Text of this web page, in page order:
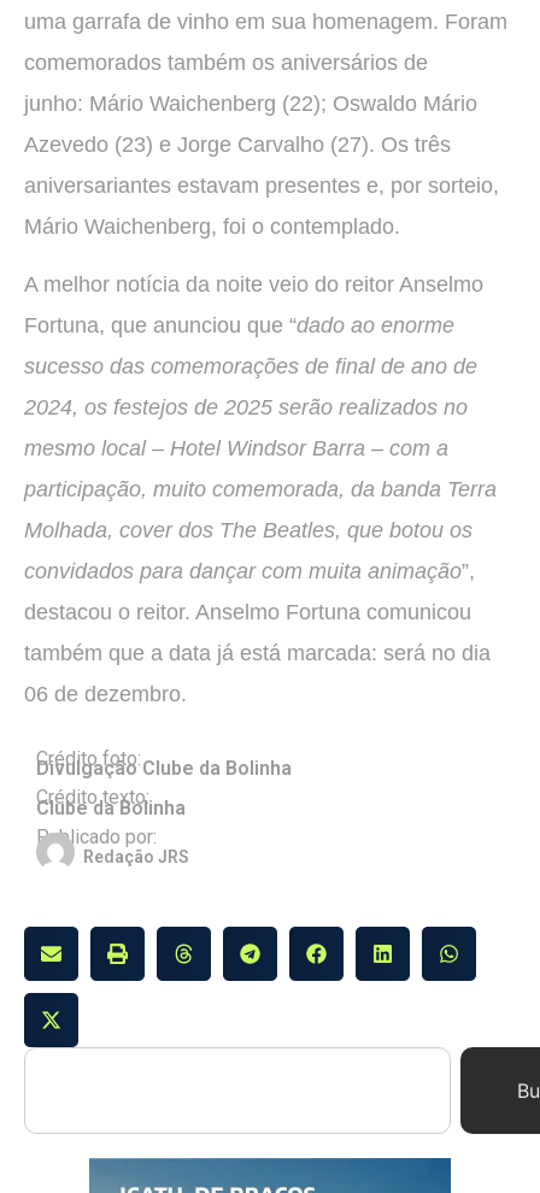
uma garrafa de vinho em sua homenagem. Foram
comemorados também os aniversários de
junho: Mário Waichenberg (22); Oswaldo Mário
Azevedo (23) e Jorge Carvalho (27). Os três
aniversariantes estavam presentes e, por sorteio,
Mário Waichenberg, foi o contemplado.
A melhor notícia da noite veio do reitor Anselmo
Fortuna, que anunciou que “dado ao enorme
sucesso das comemorações de final de ano de
2024, os festejos de 2025 serão realizados no
mesmo local – Hotel Windsor Barra – com a
participação, muito comemorada, da banda Terra
Molhada, cover dos The Beatles, que botou os
convidados para dançar com muita animação”,
destacou o reitor. Anselmo Fortuna comunicou
também que a data já está marcada: será no dia
06 de dezembro.
Crédito foto:
Divulgação Clube da Bolinha
Crédito texto:
Clube da Bolinha
Publicado por:
Redação JRS